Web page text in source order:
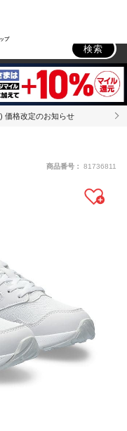
プ
検索
価格改定のお知らせ
商品番号： 81736811